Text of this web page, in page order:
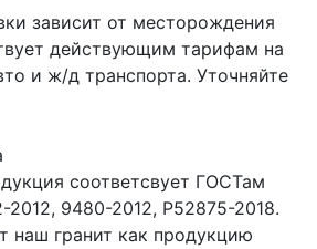
зависит от месторождения
действующим тарифам на
и ж/д транспорта. Уточняйте
соответсвует ГОСТам
2012, 9480-2012, Р52875-2018.
наш гранит как продукцию